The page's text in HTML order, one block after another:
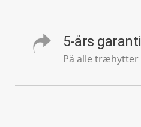
5-års garanti
På alle træhytter